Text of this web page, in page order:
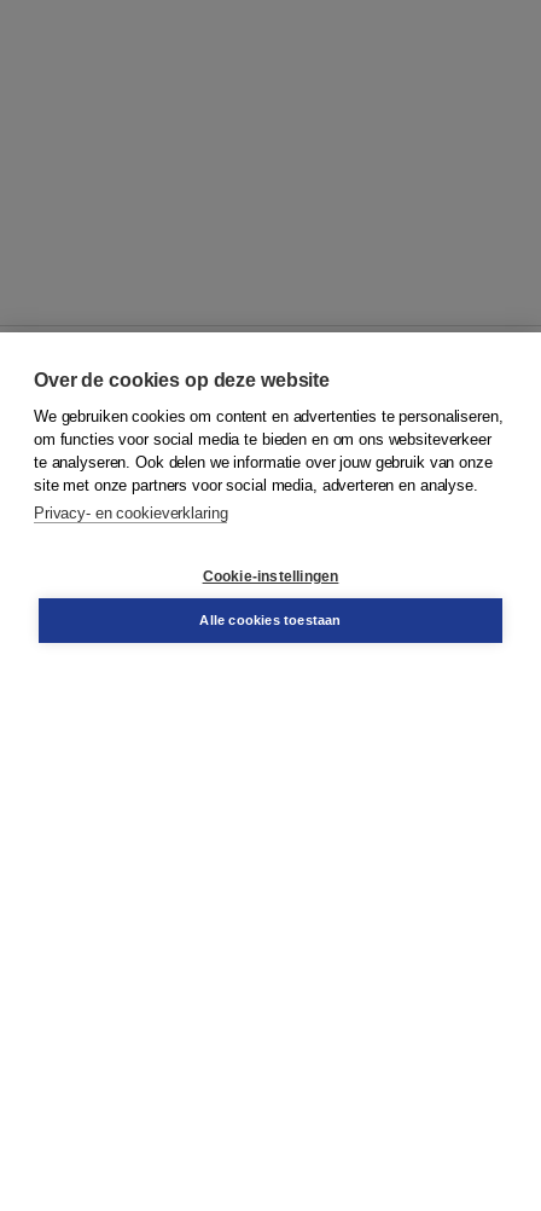
© 2026Koninklijke Boom uitgevers
Klantenservice
Service & informatie
Contact
Over de cookies op deze website
We gebruiken cookies om content en advertenties te personaliseren,
om functies voor social media te bieden en om ons websiteverkeer
te analyseren. Ook delen we informatie over jouw gebruik van onze
site met onze partners voor social media, adverteren en analyse.
Privacy- en cookieverklaring
Cookie-instellingen
Alle cookies toestaan